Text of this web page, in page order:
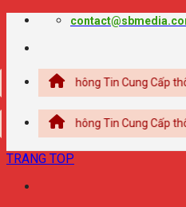
Chuyển
Thông Tin Cung Cấp thông Tin
Thông Tin Cung Cấp thông Tin
TRANG TOP